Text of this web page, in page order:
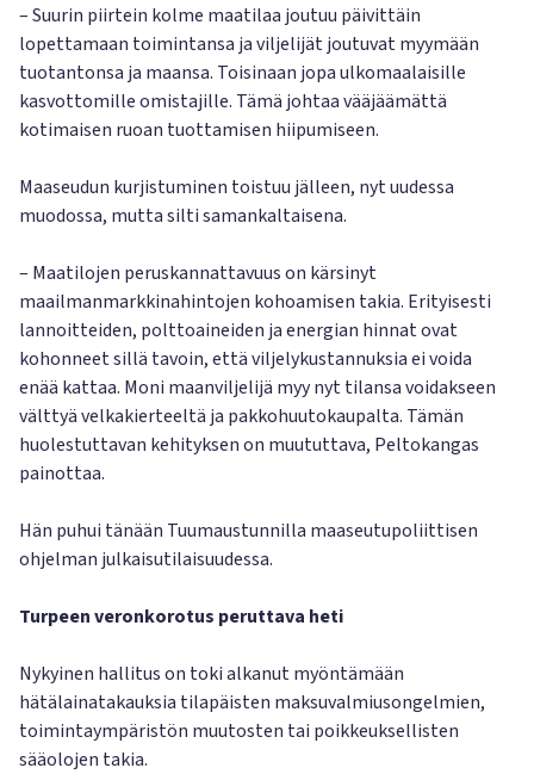
– Suurin piirtein kolme maatilaa joutuu päivittäin
lopettamaan toimintansa ja viljelijät joutuvat myymään
tuotantonsa ja maansa. Toisinaan jopa ulkomaalaisille
kasvottomille omistajille. Tämä johtaa vääjäämättä
kotimaisen ruoan tuottamisen hiipumiseen.
Maaseudun kurjistuminen toistuu jälleen, nyt uudessa
muodossa, mutta silti samankaltaisena.
– Maatilojen peruskannattavuus on kärsinyt
maailmanmarkkinahintojen kohoamisen takia. Erityisesti
lannoitteiden, polttoaineiden ja energian hinnat ovat
kohonneet sillä tavoin, että viljelykustannuksia ei voida
enää kattaa. Moni maanviljelijä myy nyt tilansa voidakseen
välttyä velkakierteeltä ja pakkohuutokaupalta. Tämän
huolestuttavan kehityksen on muututtava, Peltokangas
painottaa.
Hän puhui tänään Tuumaustunnilla maaseutupoliittisen
ohjelman julkaisutilaisuudessa.
Turpeen veronkorotus peruttava heti
Nykyinen hallitus on toki alkanut myöntämään
hätälainatakauksia tilapäisten maksuvalmiusongelmien,
toimintaympäristön muutosten tai poikkeuksellisten
sääolojen takia.